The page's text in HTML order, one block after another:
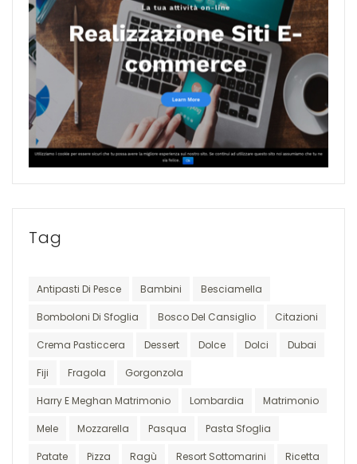
Tag
Antipasti Di Pesce Bambini Besciamella
Bomboloni Di Sfoglia Bosco Del Cansiglio Citazioni
Crema Pasticcera Dessert Dolce Dolci Dubai
Fiji Fragola Gorgonzola
Harry E Meghan Matrimonio Lombardia Matrimonio
Mele Mozzarella Pasqua Pasta Sfoglia
Patate Pizza Ragù Resort Sottomarini Ricetta